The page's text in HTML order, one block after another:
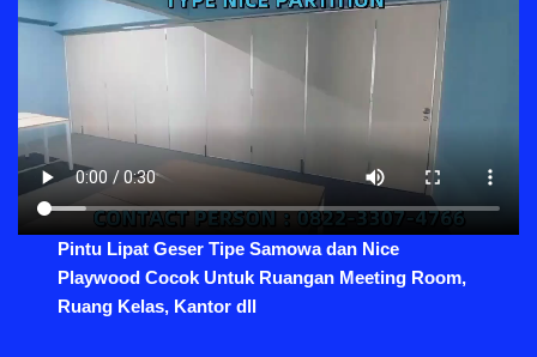
Pintu Lipat Geser Tipe Samowa dan Nice
Playwood Cocok Untuk Ruangan Meeting Room,
Ruang Kelas, Kantor dll